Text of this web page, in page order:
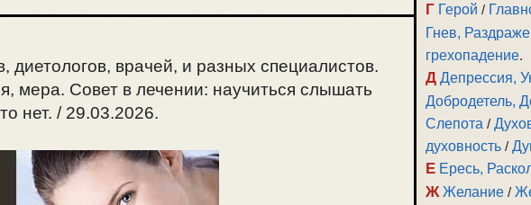
диетологов, врачей, и разных специалистов.
мера. Совет в лечении: научиться слышать
нет. / 29.03.2026.
Г Герой /
Гнев,
грехопадение.
Д Депрессия,
Добродетель,
Слепота /
духовность /
Е Ересь,
Ж Желание /